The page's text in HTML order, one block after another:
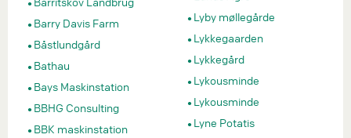
Barry Davis Farm
Båstlundgård
Bathau
Bays Maskinstation
BBHG Consulting
BBK maskinstation
Lyby møllegårde
Lykkegaarden
Lykkegård
Lykousminde
Lykousminde
Lyne Potatis